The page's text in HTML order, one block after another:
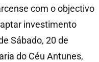
com o objectivo
investimento
Sábado, 20 de
do Céu Antunes,